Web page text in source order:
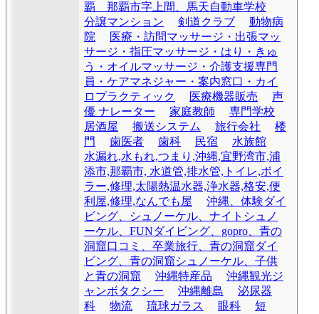
覇 那覇市字上間、馬天自動車学校
分譲マンション
剣道クラブ
動物病
院
医療・訪問マッサージ・出張マッ
サージ・指圧マッサージ・はり・きゅ
う・オイルマッサージ・介護支援専門
員・ケアマネジャー・案内窓口・カイ
ロプラクティック
医療機器販売
声
優 ナレーター
家庭教師
専門学校
居酒屋
搬送システム 旅行会社
楼
門
歯医者 歯科 民宿
水族館
水漏れ,水もれ,つまり,沖縄,宜野湾市,浦
添市,那覇市, 水道管,排水管,トイレ,ボイ
ラー,修理,太陽熱温水器,浄水器,格安,便
利屋,修理,なんでも屋
沖縄、体験ダイ
ビング、シュノーケル、ナイトシュノ
ーケル、FUNダイビング、gopro、青の
洞窟口コミ、卒業旅行、青の洞窟ダイ
ビング、青の洞窟シュノーケル、子供
と青の洞窟
沖縄特産品
沖縄観光ジ
ャンボタクシー
沖縄離島
泌尿器
科
物流 琉球ガラス 眼科 短